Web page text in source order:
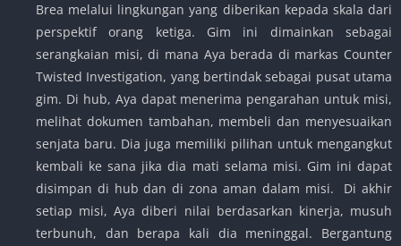
Brea melalui lingkungan yang diberikan kepada skala dari
perspektif orang ketiga. Gim ini dimainkan sebagai
serangkaian misi, di mana Aya berada di markas Counter
Twisted Investigation, yang bertindak sebagai pusat utama
gim. Di hub, Aya dapat menerima pengarahan untuk misi,
melihat dokumen tambahan, membeli dan menyesuaikan
senjata baru. Dia juga memiliki pilihan untuk mengangkut
kembali ke sana jika dia mati selama misi. Gim ini dapat
disimpan di hub dan di zona aman dalam misi. Di akhir
setiap misi, Aya diberi nilai berdasarkan kinerja, musuh
terbunuh, dan berapa kali dia meninggal. Bergantung